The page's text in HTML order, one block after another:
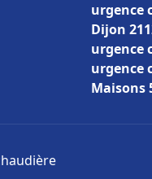
urgence
Dijon
urgence
urgence
Maisons